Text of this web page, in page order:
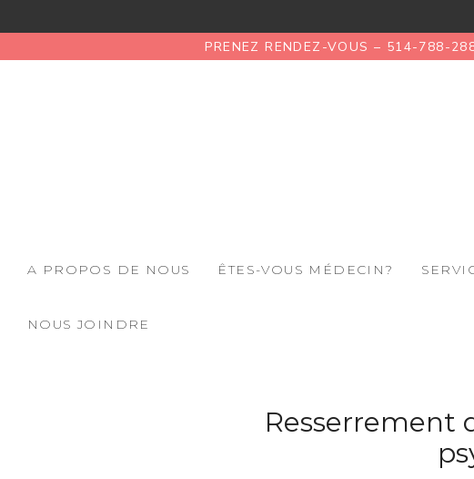
PRENEZ RENDEZ-VOUS – 514-788-
A PROPOS DE NOUS ÊTES-VOUS MÉDECIN?
NOUS JOINDRE
Resserrement